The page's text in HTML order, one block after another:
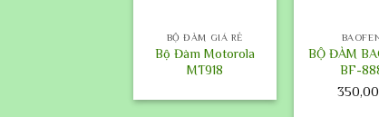
BỘ ĐÀM GIÁ RẺ
Bộ Đàm Motorola
MT918
BỘ ĐÀM
BF-